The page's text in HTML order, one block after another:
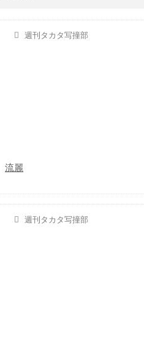
週刊タカタ写撞部
流麗
週刊タカタ写撞部